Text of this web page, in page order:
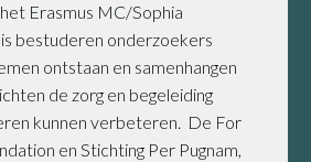
Erasmus MC/Sophia
bestuderen onderzoekers
ontstaan en samenhangen
de zorg en begeleiding
kunnen verbeteren. De For
en Stichting Per Pugnam,